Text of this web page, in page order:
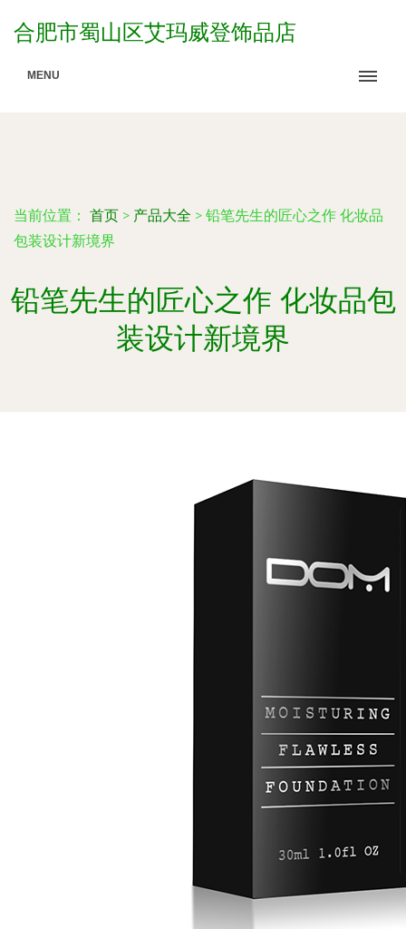
合肥市蜀山区艾玛威登饰品店
MENU
当前位置： 首页 > 产品大全 > 铅笔先生的匠心之作 化妆品
包装设计新境界
铅笔先生的匠心之作 化妆品包
装设计新境界